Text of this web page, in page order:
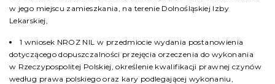
w jego miejscu zamieszkania, na terenie Dolnośląskiej Izby
Lekarskiej,
1 wniosek NROZ NIL w przedmiocie wydania postanowienia
dotyczącego dopuszczalności przejęcia orzeczenia do wykonania
w Rzeczypospolitej Polskiej, określenie kwalifikacji prawnej czynów
według prawa polskiego oraz kary podlegającej wykonaniu,